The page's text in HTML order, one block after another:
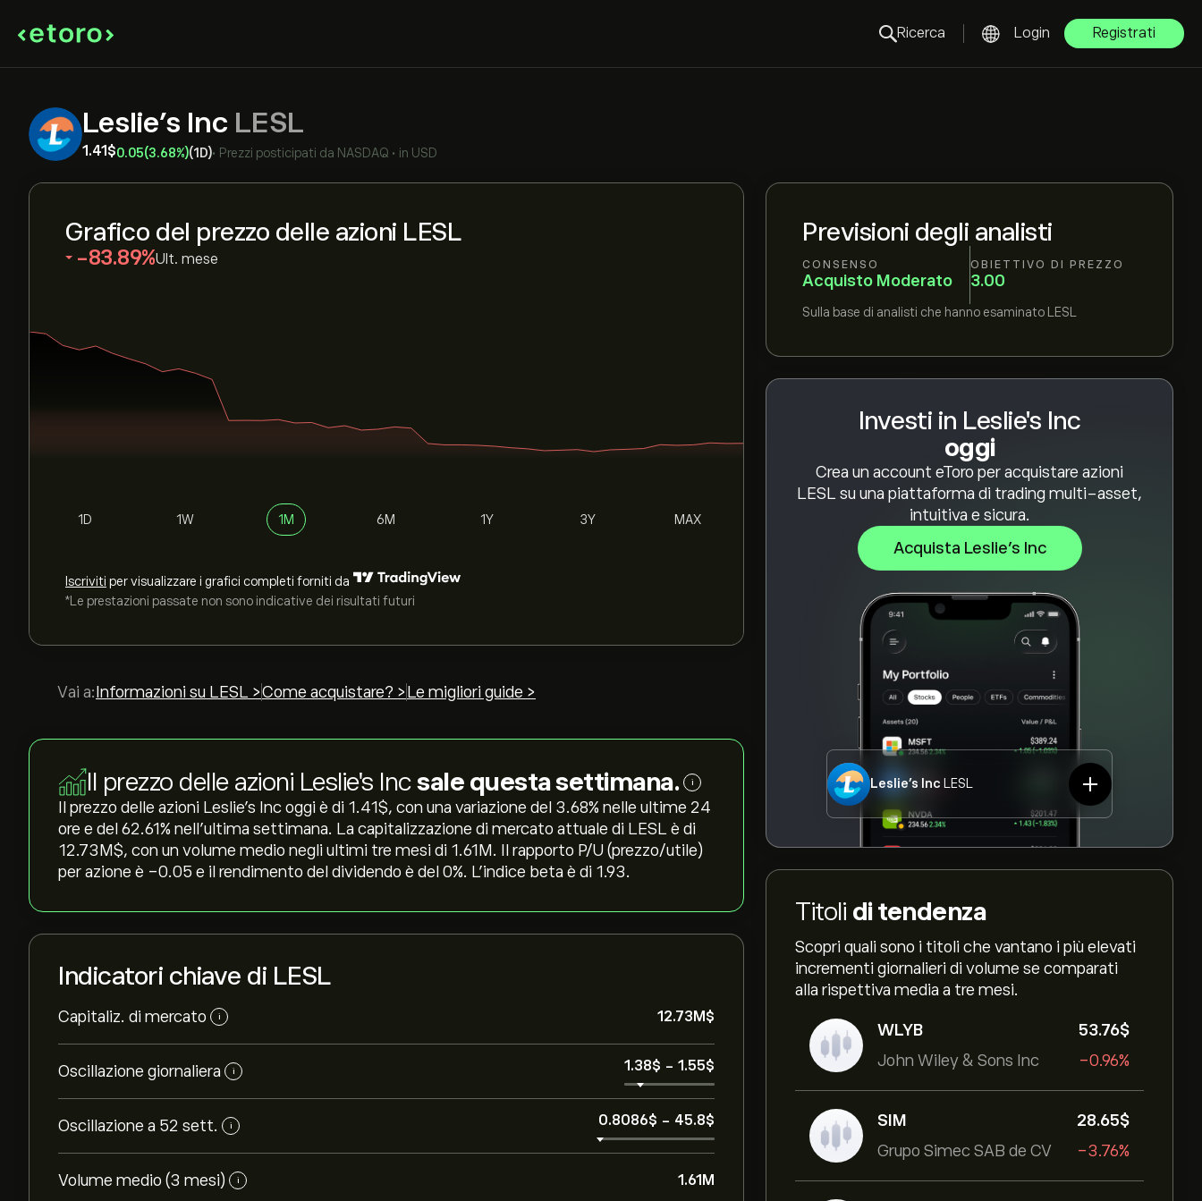
Ricerca Login Registrati
Leslie's Inc LESL
1.41‎$‎0.05(3.68%)(1D)• Prezzi posticipati da NASDAQ • in USD
Previsioni degli analisti
CONSENSO
Acquisto Moderato
OBIETTIVO DI PREZZO
3.00
Sulla base di analisti che hanno esaminato LESL
Investi in Leslie's Inc
oggi
Crea un account eToro per acquistare azioni
LESL su una piattaforma di trading multi-asset,
intuitiva e sicura.
Acquista Leslie's Inc
Leslie's Inc LESL
Titoli di tendenza
Scopri quali sono i titoli che vantano i più elevati
incrementi giornalieri di volume se comparati
alla rispettiva media a tre mesi.
WLYB
John Wiley & Sons Inc
53.76‎$‎
-0.96%
SIM
Grupo Simec SAB de CV
28.65‎$‎
-3.76%
Grafico del prezzo delle azioni LESL
‎-83.89‎ Ult. mese
1D 1W 1M 6M 1Y 3Y MAX
Iscriviti per visualizzare i grafici completi forniti da
*Le prestazioni passate non sono indicative dei risultati futuri
Vai a: Informazioni su LESL >Come acquistare? > Le migliori guide >
Il prezzo delle azioni Leslie's Incsale questa settimana. i
Il prezzo delle azioni Leslie's Inc oggi è di 1.41‎$‎, con una variazione del ‎3.68‎% nelle ultime 24
ore e del ‎62.61‎% nell'ultima settimana. La capitalizzazione di mercato attuale di LESL è di
12.73M‎$‎, con un volume medio negli ultimi tre mesi di 1.61M. Il rapporto P/U (prezzo/utile)
per azione è -0.05 e il rendimento del dividendo è del 0%. L'indice beta è di 1.93.
Indicatori chiave di LESL
Capitaliz. di mercato i 12.73M‎$‎
Oscillazione giornaliera i 1.38‎$‎ - 1.55‎$‎
Oscillazione a 52 sett. i 0.8086‎$‎ - 45.8‎$‎
Volume medio (3 mesi) i 1.61M